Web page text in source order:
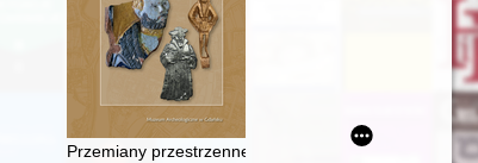
zodiacal signs in synagogues
: lekarze na Wyspie Wielkanocnej (Rapa Nui) w
Przemiany przestrzenne głównego miasta w obrębie